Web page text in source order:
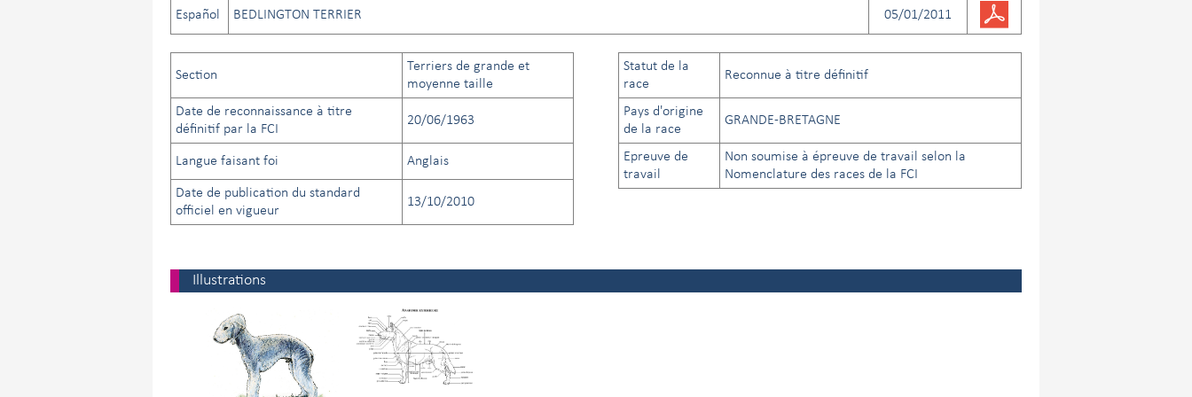
Español BEDLINGTON TERRIER 05/01/2011
Section
Terriers de grande et
moyenne taille
Date de reconnaissance à titre
définitif par la FCI
20/06/1963
Langue faisant foi Anglais
Date de publication du standard
officiel en vigueur
13/10/2010
Statut de la
race
Reconnue à titre définitif
Pays d'origine
de la race
GRANDE-BRETAGNE
Epreuve de
travail
Non soumise à épreuve de travail selon la
Nomenclature des races de la FCI
Illustrations